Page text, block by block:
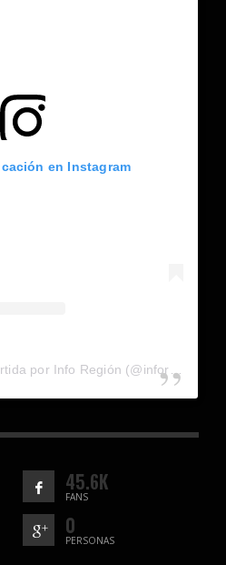
en Instagram
Una publicación compartida por Info Región (@inforegion_redes)
45.6K
FANS
0
PERSONAS